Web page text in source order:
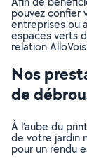
pouvez confier
entreprises ou
espaces verts
relation
Nos
de
À l’aube du
de votre jardin
pour un rendu